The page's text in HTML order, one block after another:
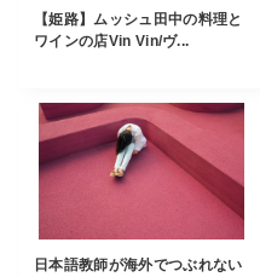
【姫路】ムッシュ田中の料理と
ワインの店Vin Vin/ヴ...
日本語教師が海外でつぶれない